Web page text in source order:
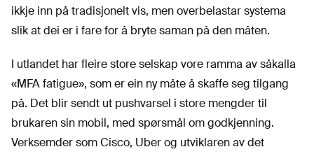
ikkje inn på tradisjonelt vis, men overbelastar systema
slik at dei er i fare for å bryte saman på den måten.
I utlandet har fleire store selskap vore ramma av såkalla
«MFA fatigue», som er ein ny måte å skaffe seg tilgang
på. Det blir sendt ut pushvarsel i store mengder til
brukaren sin mobil, med spørsmål om godkjenning.
Verksemder som Cisco, Uber og utviklaren av det